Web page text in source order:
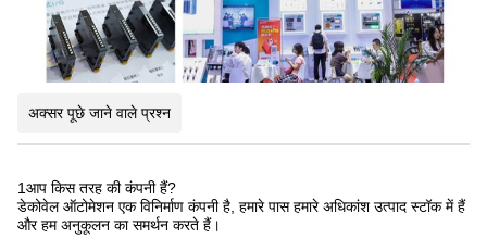
अक्सर पूछे जाने वाले प्रश्न
1आप किस तरह की कंपनी हैं?
डेकोवेल ऑटोमेशन एक विनिर्माण कंपनी है, हमारे पास हमारे अधिकांश उत्पाद स्टॉक में हैं
और हम अनुकूलन का समर्थन करते हैं।